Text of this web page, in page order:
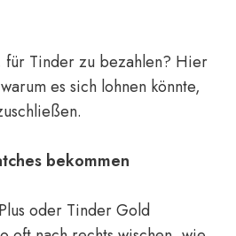
für Tinder zu bezahlen? Hier
es sich lohnen könnte,
bekommen
oder Tinder Gold